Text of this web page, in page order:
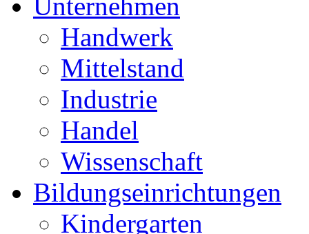
Unternehmen
Handwerk
Mittelstand
Industrie
Handel
Wissenschaft
Bildungseinrichtungen
Kindergarten